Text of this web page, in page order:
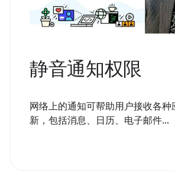
静音通知权限
网络上的通知可帮助用户接收各种
新，包括消息、日历、电子邮件...